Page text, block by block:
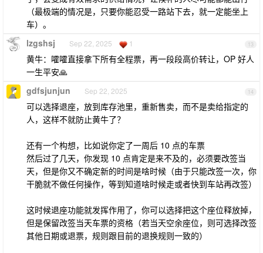
（最极端的情况是，只要你能忍受一路站下去，就一定能坐上
车）。
13
lzgshsj Sep 22, 2025 1
黄牛：嚯嚯直接拿下所有全程票，再一段段高价转让，OP 好人
一生平安🙏
14
gdfsjunjun Sep 22, 2025
可以选择退座，放到库存池里，重新售卖，而不是卖给指定的
人，这样不就防止黄牛了？
还有一个构想，比如说你定了一周后 10 点的车票
然后过了几天，你发现 10 点肯定是来不及的，必须要改签当
天，但是你又不确定新的时间是啥时候（由于只能改签一次，你
干脆就不做任何操作，等到知道啥时候走或者快到车站再改签）
这时候退座功能就发挥作用了，你可以选择把这个座位释放掉，
但是保留改签当天车票的资格（若当天空余座位，则可选择改签
其他日期或退票，规则跟目前的退换规则一致的）